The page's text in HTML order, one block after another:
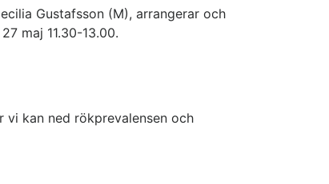
Gustafsson (M), arrangerar och
maj 11.30-13.00.
vi kan ned rökprevalensen och